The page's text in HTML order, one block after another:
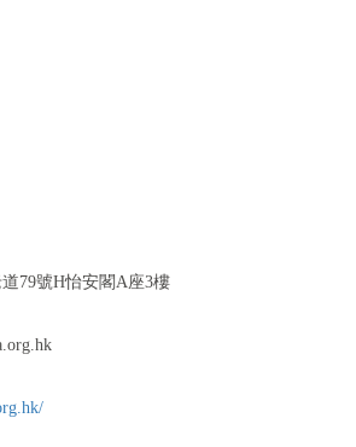
79號H怡安閣A座3樓